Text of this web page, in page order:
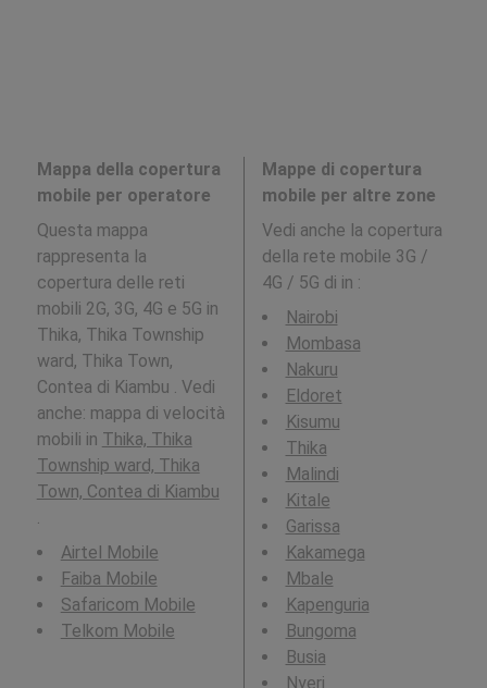
Mappa della copertura
mobile per operatore
Questa mappa
rappresenta la
copertura delle reti
mobili 2G, 3G, 4G e 5G in
Thika, Thika Township
ward, Thika Town,
Contea di Kiambu . Vedi
anche: mappa di velocità
mobili in Thika, Thika
Township ward, Thika
Town, Contea di Kiambu
.
Airtel Mobile
Faiba Mobile
Safaricom Mobile
Telkom Mobile
Mappe di copertura
mobile per altre zone
Vedi anche la copertura
della rete mobile 3G /
4G / 5G di in :
Nairobi
Mombasa
Nakuru
Eldoret
Kisumu
Thika
Malindi
Kitale
Garissa
Kakamega
Mbale
Kapenguria
Bungoma
Busia
Nyeri